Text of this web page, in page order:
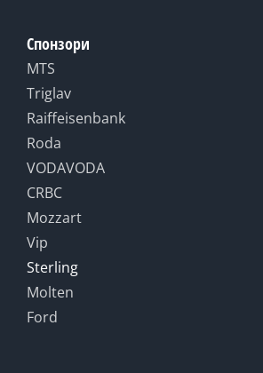
Спонзори
MTS
Triglav
Raiffeisenbank
Roda
VODAVODA
CRBC
Mozzart
Vip
Sterling
Molten
Ford